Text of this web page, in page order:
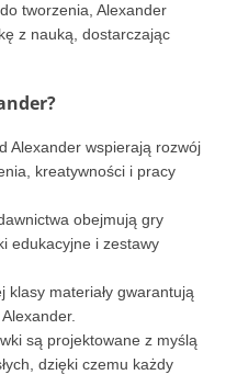
tworzenia, Alexander
z nauką, dostarczając
Alexander wspierają rozwój
kreatywności i pracy
obejmują gry
edukacyjne i zestawy
klasy materiały gwarantują
są projektowane z myślą
dzięki czemu każdy